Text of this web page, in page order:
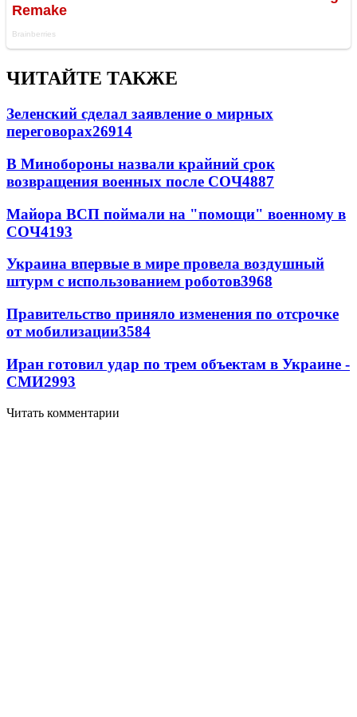
ЧИТАЙТЕ ТАКЖЕ
Зеленский сделал заявление о мирных
переговорах26914
В Минобороны назвали крайний срок
возвращения военных после СОЧ4887
Майора ВСП поймали на "помощи" военному в
СОЧ4193
Украина впервые в мире провела воздушный
штурм с использованием роботов3968
Правительство приняло изменения по отсрочке
от мобилизации3584
Иран готовил удар по трем объектам в Украине -
СМИ2993
Читать комментарии